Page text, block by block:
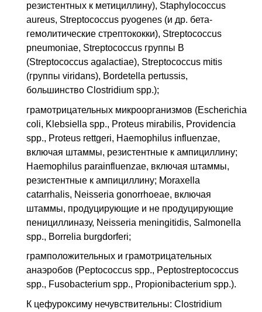
резистентных к метициллину), Staphylococcus
aureus, Streptococcus pyogenes (и др. бета-
гемолитические стрептококки), Streptococcus
pneumoniae, Streptococcus группы В
(Streptococcus agalactiae), Streptococcus mitis
(группы viridans), Bordetella pertussis,
большинство Clostridium spp.);
грамотрицательных микроорганизмов (Escherichia
coli, Klebsiella spp., Proteus mirabilis, Providencia
spp., Proteus rettgeri, Haemophilus influenzae,
включая штаммы, резистентные к ампициллину;
Haemophilus parainfluenzae, включая штаммы,
резистентные к ампициллину; Moraxella
catarrhalis, Neisseria gonorrhoeae, включая
штаммы, продуцирующие и не продуцирующие
пенициллиназу, Neisseria meningitidis, Salmonella
spp., Borrelia burgdorferi;
грамположительных и грамотрицательных
анаэробов (Peptococcus spp., Peptostreptococcus
spp., Fusobacterium spp., Propionibacterium spp.).
К цефуроксиму нечувствительны: Clostridium